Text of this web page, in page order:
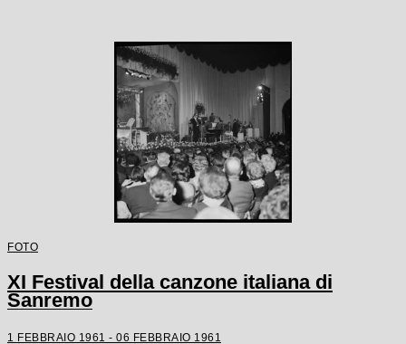
FOTO
XI Festival della canzone italiana di
Sanremo
1 FEBBRAIO 1961 - 06 FEBBRAIO 1961